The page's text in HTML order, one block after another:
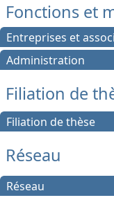
Fonctions et
Entreprises et
Administration
Filiation de
Filiation de thèse
Réseau
Réseau